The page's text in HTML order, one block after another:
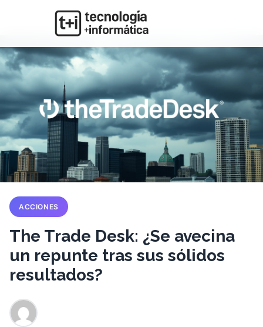
ACCIONES
The Trade Desk: ¿Se avecina
un repunte tras sus sólidos
resultados?